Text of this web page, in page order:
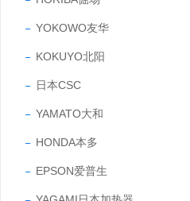
YOKOWO友华
KOKUYO北阳
日本CSC
YAMATO大和
HONDA本多
EPSON爱普生